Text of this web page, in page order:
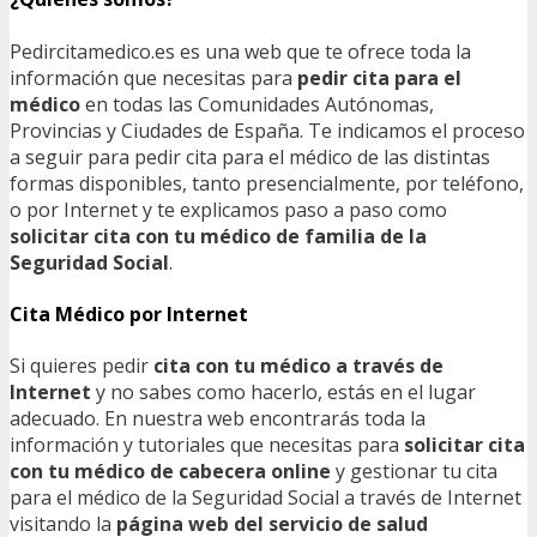
Pedircitamedico.es es una web que te ofrece toda la
información que necesitas para pedir cita para el
médicoen todas las Comunidades Autónomas,
Provincias y Ciudades de España. Te indicamos el proceso
a seguir para pedir cita para el médico de las distintas
formas disponibles, tanto presencialmente, por teléfono,
o por Internet y te explicamos paso a paso como
solicitar cita con tu médico de familia de la
Seguridad Social.
Cita Médico por Internet
Si quieres pedir cita con tu médico a través de
Internet y no sabes como hacerlo, estás en el lugar
adecuado. En nuestra web encontrarás toda la
información y tutoriales que necesitas para solicitar cita
con tu médico de cabecera online y gestionar tu cita
para el médico de la Seguridad Social a través de Internet
visitando la página web del servicio de salud